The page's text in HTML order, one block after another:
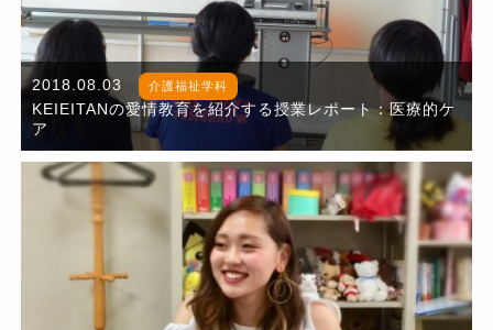
2018.08.03 介護福祉学科
KEIEITANの愛情教育を紹介する授業レポート：医療的ケ
ア